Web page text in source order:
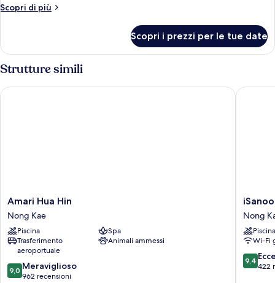
Twin
Scopri di più
Altri
Double
Twin
Scopri i prezzi per le tue date
Strutture simili
Amari
Hua
Hin
Nong
Kae
Amari Hua Hin
Nong Kae
Piscina
Spa
Trasferimento
aeroportuale
Animali ammessi
9.0
su
9,0 Meraviglioso
962 recensioni
Amari Hua Hin
iSanook
Resort
&
Suites
Hua
Hin
Nong
Nong
Piscina
Wi-Fi
9.4
su
9,4
422
iSanook